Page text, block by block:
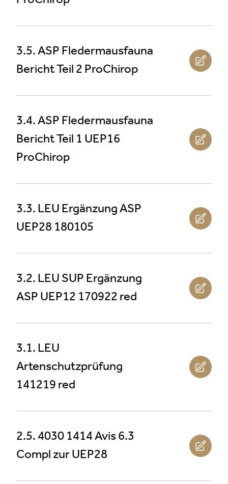
3.5. ASP Fledermausfauna
Bericht Teil 2 ProChirop
3.4. ASP Fledermausfauna
Bericht Teil 1 UEP16
ProChirop
3.3. LEU Ergänzung ASP
UEP28 180105
3.2. LEU SUP Ergänzung
ASP UEP12 170922 red
3.1. LEU
Artenschutzprüfung
141219 red
2.5. 4030 1414 Avis 6.3
Compl zur UEP28